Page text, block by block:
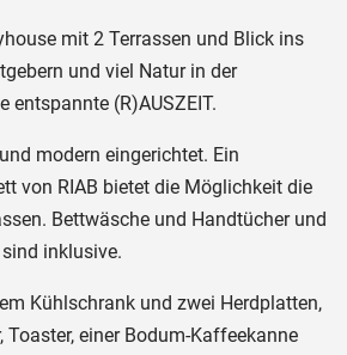
mit 2 Terrassen und Blick ins
und viel Natur in der
entspannte (R)AUSZEIT.
modern eingerichtet. Ein
von RIAB bietet die Möglichkeit die
Bettwäsche und Handtücher und
inklusive.
Kühlschrank und zwei Herdplatten,
Toaster, einer Bodum-Kaffeekanne